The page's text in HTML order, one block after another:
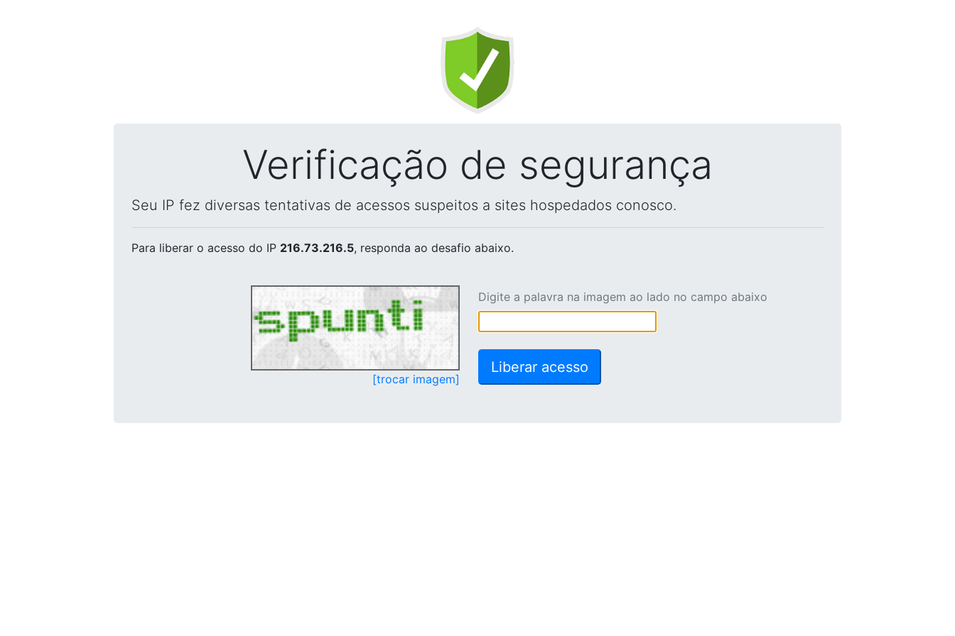
Verificação de segurança
Seu IP fez diversas tentativas de acessos suspeitos a sites hospedados conosco.
Para liberar o acesso do IP 216.73.216.5, responda ao desafio abaixo.
[trocar imagem]
Digite a palavra na imagem ao lado no campo abaixo